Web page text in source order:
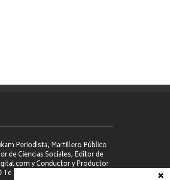
Periodista, Martillero Público
de Ciencias Sociales, Editor de
y Conductor y Productor
Ve.